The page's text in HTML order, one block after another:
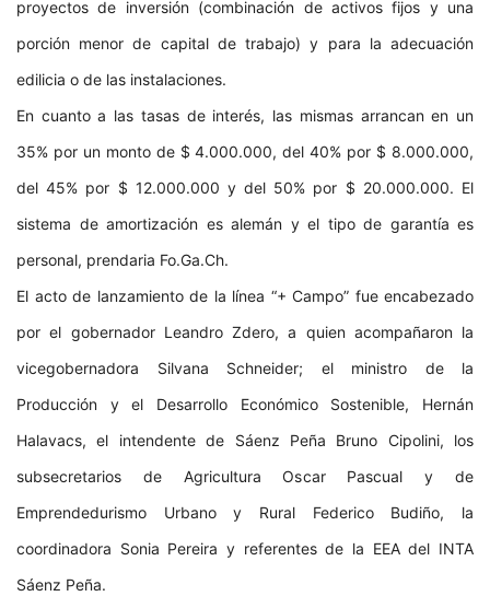
proyectos de inversión (combinación de activos fijos y una
porción menor de capital de trabajo) y para la adecuación
edilicia o de las instalaciones.
En cuanto a las tasas de interés, las mismas arrancan en un
35% por un monto de $ 4.000.000, del 40% por $ 8.000.000,
del 45% por $ 12.000.000 y del 50% por $ 20.000.000. El
sistema de amortización es alemán y el tipo de garantía es
personal, prendaria Fo.Ga.Ch.
El acto de lanzamiento de la línea “+ Campo” fue encabezado
por el gobernador Leandro Zdero, a quien acompañaron la
vicegobernadora Silvana Schneider; el ministro de la
Producción y el Desarrollo Económico Sostenible, Hernán
Halavacs, el intendente de Sáenz Peña Bruno Cipolini, los
subsecretarios de Agricultura Oscar Pascual y de
Emprendedurismo Urbano y Rural Federico Budiño, la
coordinadora Sonia Pereira y referentes de la EEA del INTA
Sáenz Peña.